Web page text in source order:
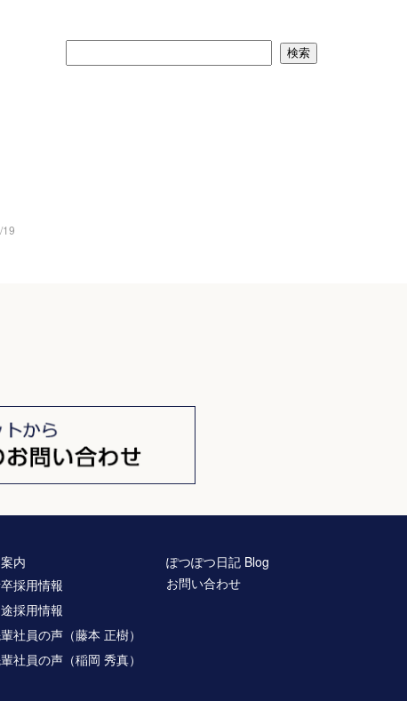
内
採用情報
採用情報
社員の声（藤本 正樹）
社員の声（稲岡 秀真）
ぽつぽつ日記 Blog
お問い合わせ